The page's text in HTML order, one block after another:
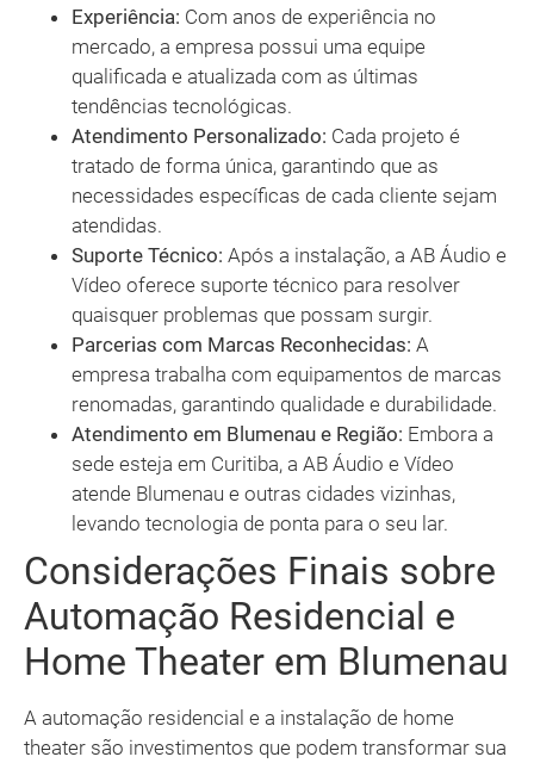
Experiência: Com anos de experiência no
mercado, a empresa possui uma equipe
qualificada e atualizada com as últimas
tendências tecnológicas.
Atendimento Personalizado: Cada projeto é
tratado de forma única, garantindo que as
necessidades específicas de cada cliente sejam
atendidas.
Suporte Técnico: Após a instalação, a AB Áudio e
Vídeo oferece suporte técnico para resolver
quaisquer problemas que possam surgir.
Parcerias com Marcas Reconhecidas: A
empresa trabalha com equipamentos de marcas
renomadas, garantindo qualidade e durabilidade.
Atendimento em Blumenau e Região: Embora a
sede esteja em Curitiba, a AB Áudio e Vídeo
atende Blumenau e outras cidades vizinhas,
levando tecnologia de ponta para o seu lar.
Considerações Finais sobre
Automação Residencial e
Home Theater em Blumenau
A automação residencial e a instalação de home
theater são investimentos que podem transformar sua